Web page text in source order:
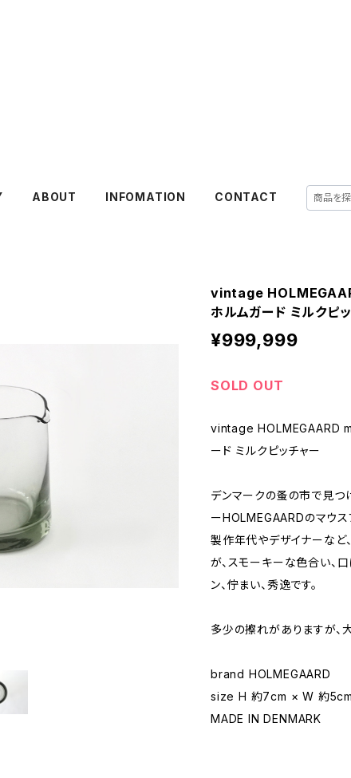
ABOUT INFOMATION CONTACT
vintage
ホルムガード ミルクピ
¥999,999
SOLD OUT
vintage HOLMEGAARD
ード ミルクピッチャー
デンマークの蚤の市で見つ
ーHOLMEGAARDのマウス
製作年代やデザイナーなど
が、スモーキーな色合い、
ン、佇まい、秀逸です。
多少の擦れがありますが、
brand HOLMEGAARD
size H 約7cm × W 約
MADE IN DENMARK